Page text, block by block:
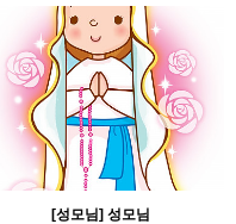
[성모님] 성모님